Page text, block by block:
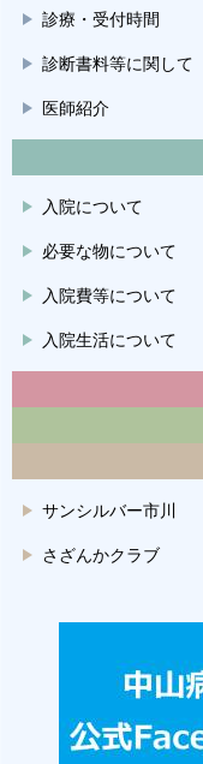
診療・受付時間
診断書料等に関して
医師紹介
入院について
必要な物について
入院費等について
入院生活について
サンシルバー市川
さざんかクラブ